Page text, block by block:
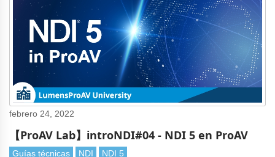
febrero 24, 2022
【ProAV Lab】introNDI#04 - NDI 5 en ProAV
Guías técnicas NDI NDI 5